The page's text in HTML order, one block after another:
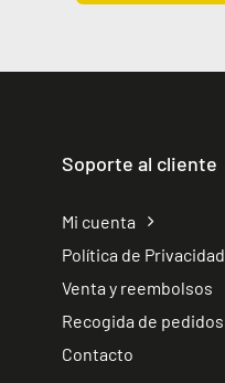
Soporte al cliente
Mi cuenta
Política de Privacidad
Venta y reembolsos
Recogida de pedidos
Contacto